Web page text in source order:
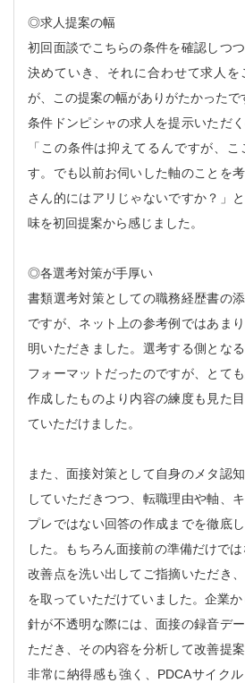
◎求人提案の幅
初回面談でこちらの条件を確認しつ
決めていき、それに合わせて求人を
が、この提案の幅がありがたかったで
条件ドンピシャの求人を提示いただ
「この条件は抑えてるんですが、
す。でも以前お伺いした軸のことを
さん的にはアリじゃないですか？」
味を初回提案から感じました。
◎各選考対策が手厚い
書類選考対策としての職務経歴書の
ですが、ネット上の参考例ではあま
明いただきました。選考する側とな
フォーマットだったのですが、とて
作成したものより内容の練度も見た
ていただけました。
また、面接対策として自身のメタ認
していただきつつ、転職理由や軸、
プレではない回答の作成までを徹底
した。もちろん面接前の準備だけで
改善点を洗い出してご指摘いただき
を取っていただけていました。企業
針が不透明な際には、面接の録音デ
ただき、その内容を分析して改善提
非常に納得感も強く、PDCAサイク